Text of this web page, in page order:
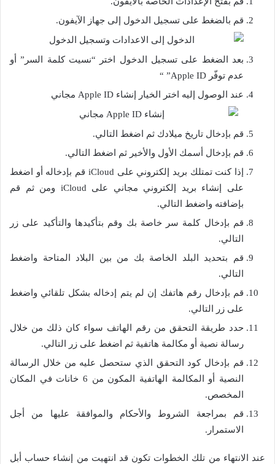
قم بالضغط على تسجيل الدخول إلى جهاز الآيفون.
بعد الضغط على تسجيل الدخول اختر “نسيت كلمة السر” أو
عدم توفّر Apple ID” “
عند الوصول إليه اختر الخيار إنشاء Apple ID مجاني
قم بإدخال تاريخ ميلادك ثم اضغط التالي.
قم بإدخال أسمك الأول والأخير ثم اضغط التالي.
إذا كنت تمتلك بريد إلكتروني على iCloud قم بإدخاله أو اضغط
على إنشاء بريد إلكتروني مجاني على iCloud ومن ثم قم
بإضافته واضغط التالي.
قم بإدخال كلمة سر خاصة بك وقم بتأكيدها والتأكيد على زر
التالي.
قم بتحديد البلد الخاصة بك من بين البلاد المتاحة واضغط
التالي.
قم بإدخال رقم هاتفك إن لم يتم إدخاله بشكل تلقائي واضغط
على زر التالي.
حدد طريقة التحقق من رقم الهاتف سواء كان ذلك من خلال
رسالة نصية أو مكالمة هاتفية ثم اضغط على زر التالي.
قم بإدخال كود التحقق الذي ستحصل عليه من خلال الرسالة
النصية أو المكالمة الهاتفية المكون من 6 خانات في المكان
المخصص.
قم بمراجعة الشروط والأحكام والموافقة عليها من أجل
الاستمرار.
عند الانتهاء من تلك الخطوات تكون قد انتهيت من إنشاء حساب أبل